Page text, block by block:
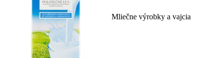
Mliečne výrobky a vajcia